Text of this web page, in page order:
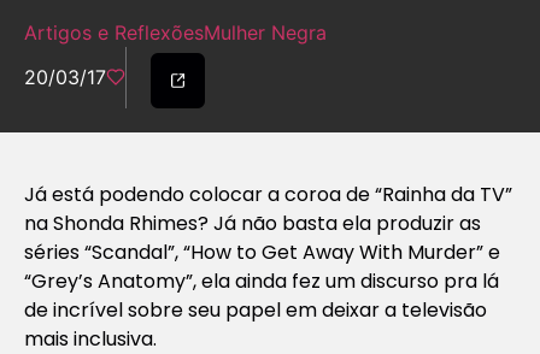
Artigos e ReflexõesMulher Negra
20/03/17
Já está podendo colocar a coroa de “Rainha da TV”
na Shonda Rhimes? Já não basta ela produzir as
séries “Scandal”, “How to Get Away With Murder” e
“Grey’s Anatomy”, ela ainda fez um discurso pra lá
de incrível sobre seu papel em deixar a televisão
mais inclusiva.